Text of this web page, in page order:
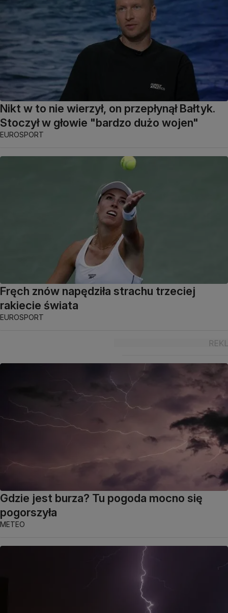
Nikt w to nie wierzył, on przepłynął Bałtyk.
Stoczył w głowie "bardzo dużo wojen"
EUROSPORT
Fręch znów napędziła strachu trzeciej
rakiecie świata
EUROSPORT
Gdzie jest burza? Tu pogoda mocno się
pogorszyła
METEO